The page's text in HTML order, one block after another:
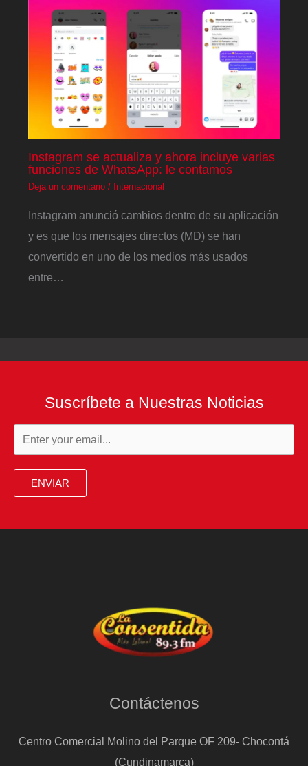
Instagram se actualiza y ahora incluye varias
funciones de WhatsApp: le contamos
Deja un comentario / Internacional
Instagram anunció cambios dentro de su aplicación
y es que los mensajes directos (MD) se han
convertido en uno de los medios más usados
entre…
Suscríbete a Nuestras Noticias
ENVIAR
Contáctenos
Centro Comercial Molino del Parque OF 209- Chocontá
(Cundinamarca)